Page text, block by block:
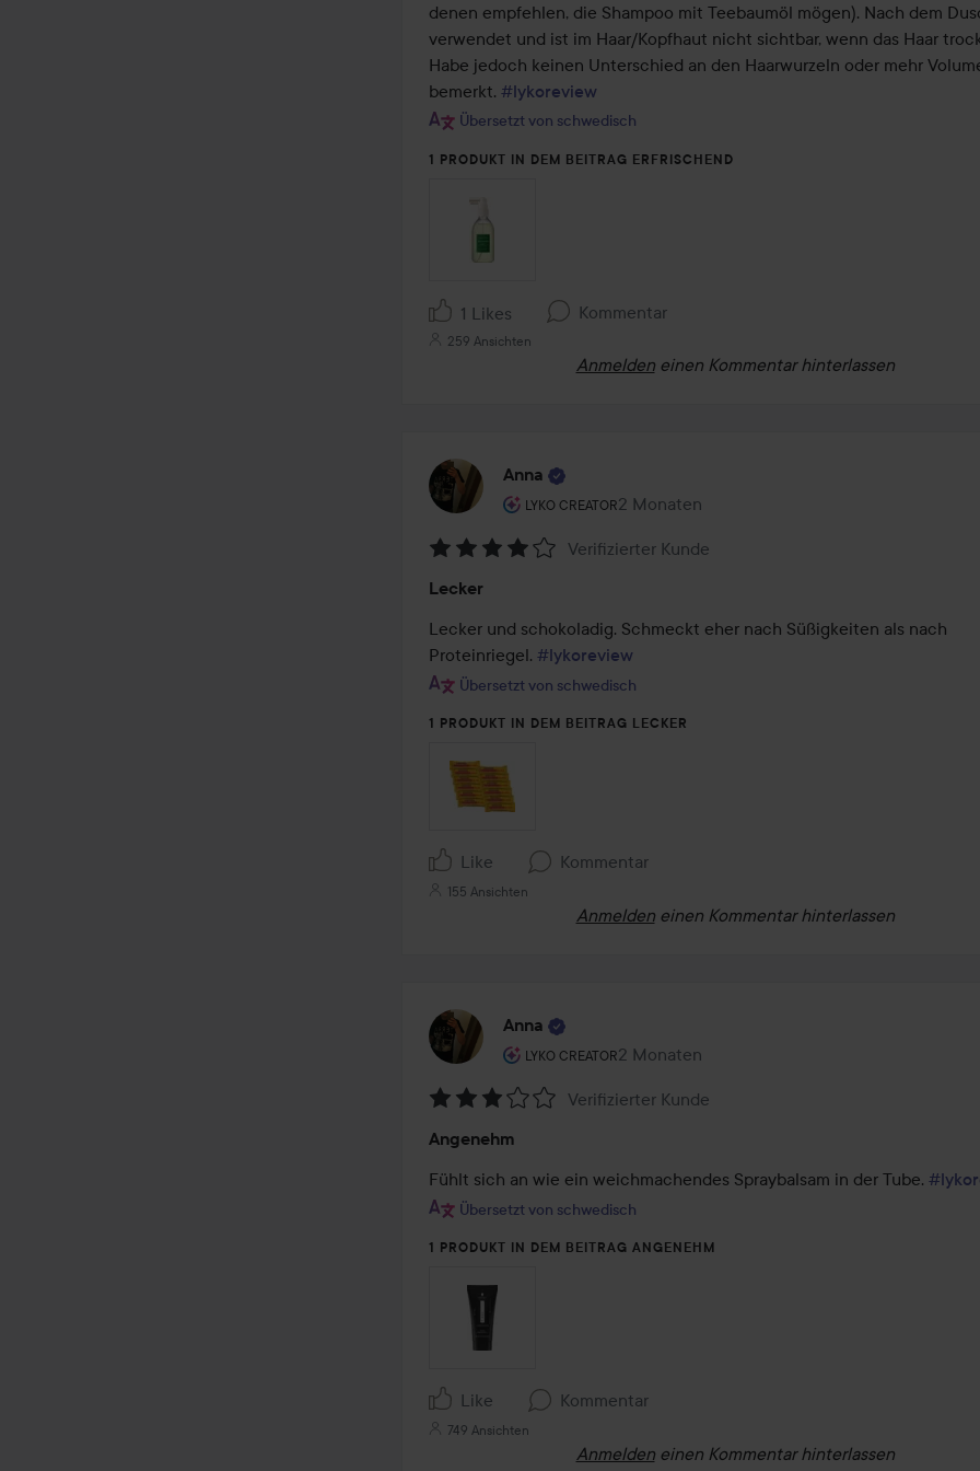
5
denen empfehlen, die Shampoo mit Teebaumöl mögen). Nach dem
verwendet und ist im Haar/Kopfhaut nicht sichtbar, wenn das Haar
Habe jedoch keinen Unterschied an den Haarwurzeln oder mehr
bemerkt. #lykoreview
Übersetzt von schwedisch
1 PRODUKT IN DEM BEITRAG ERFRISCHEND
1 Likes Kommentar
259 Ansichten
Anmelden einen Kommentar hinterlassen
Anna
LYKO CREATOR
Rolle des Benutzers: Lyko Creator.
2 Monaten
Der Beitrag wurde 2 Monaten erstellt
4
von
5
Verifizierter Kunde
Lecker
Lecker und schokoladig. Schmeckt eher nach Süßigkeiten als nach
Proteinriegel. #lykoreview
Übersetzt von schwedisch
1 PRODUKT IN DEM BEITRAG LECKER
Like Kommentar
155 Ansichten
Anmelden einen Kommentar hinterlassen
Anna
LYKO CREATOR
Rolle des Benutzers: Lyko Creator.
2 Monaten
Der Beitrag wurde 2 Monaten erstellt
3
von
5
Verifizierter Kunde
Angenehm
Fühlt sich an wie ein weichmachendes Spraybalsam in der Tube.
Übersetzt von schwedisch
1 PRODUKT IN DEM BEITRAG ANGENEHM
Like Kommentar
749 Ansichten
Anmelden einen Kommentar hinterlassen